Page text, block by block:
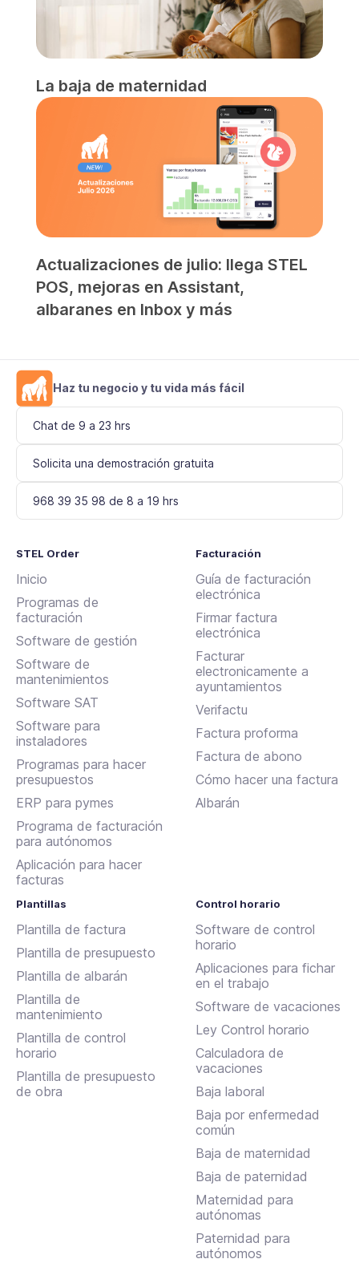
La baja de maternidad
Actualizaciones de julio: llega STEL
POS, mejoras en Assistant,
albaranes en Inbox y más
Haz tu negocio y tu vida más fácil
Chat de 9 a 23 hrs
Solicita una demostración gratuita
968 39 35 98 de 8 a 19 hrs
STEL Order
Inicio
Programas de
facturación
Software de gestión
Software de
mantenimientos
Software SAT
Software para
instaladores
Programas para hacer
presupuestos
ERP para pymes
Programa de facturación
para autónomos
Aplicación para hacer
facturas
Facturación
Guía de facturación
electrónica
Firmar factura
electrónica
Facturar
electronicamente a
ayuntamientos
Verifactu
Factura proforma
Factura de abono
Cómo hacer una factura
Albarán
Plantillas
Plantilla de factura
Plantilla de presupuesto
Plantilla de albarán
Plantilla de
mantenimiento
Plantilla de control
horario
Plantilla de presupuesto
de obra
Control horario
Software de control
horario
Aplicaciones para fichar
en el trabajo
Software de vacaciones
Ley Control horario
Calculadora de
vacaciones
Baja laboral
Baja por enfermedad
común
Baja de maternidad
Baja de paternidad
Maternidad para
autónomas
Paternidad para
autónomos